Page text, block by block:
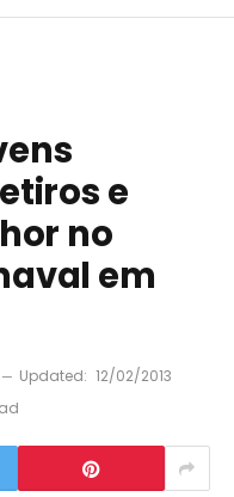
e
no
em
Updated: 12/02/2013